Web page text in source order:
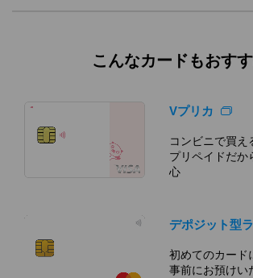
こんなカードもおす
Vプリカ
コンビニで買え
プリペイドだか
心
デポジット型
初めてのカード
事前にお預けい